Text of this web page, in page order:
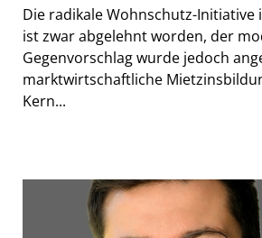
Die radikale Wohnschutz-Initiative
ist zwar abgelehnt worden, der
Gegenvorschlag wurde jedoch
marktwirtschaftliche
Kern...